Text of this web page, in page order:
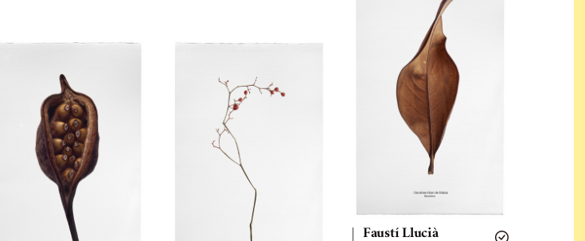
Faustí Llucià